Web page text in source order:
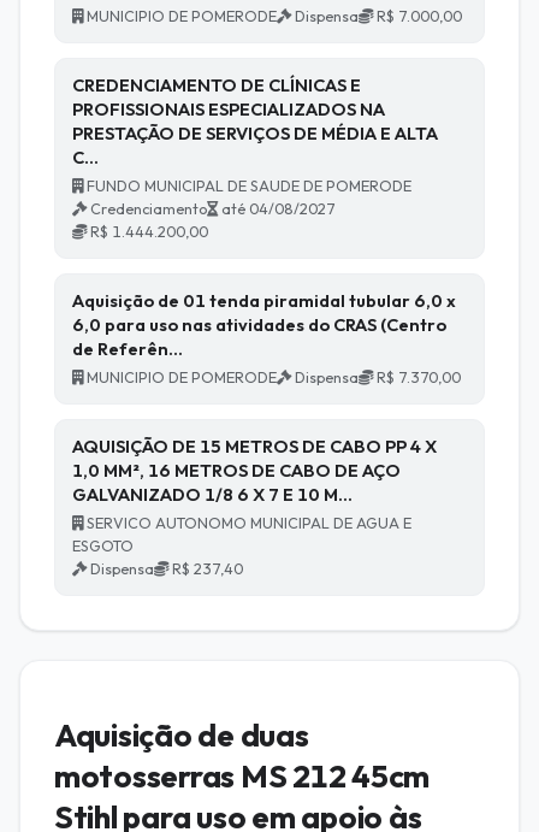
MUNICIPIO DE POMERODE Dispensa R$ 7.000,00
CREDENCIAMENTO DE CLÍNICAS E
PROFISSIONAIS ESPECIALIZADOS NA
PRESTAÇÃO DE SERVIÇOS DE MÉDIA E ALTA
C…
FUNDO MUNICIPAL DE SAUDE DE POMERODE
Credenciamento
até 04/08/2027
R$ 1.444.200,00
Aquisição de 01 tenda piramidal tubular 6,0 x
6,0 para uso nas atividades do CRAS (Centro
de Referên…
MUNICIPIO DE POMERODE Dispensa R$ 7.370,00
AQUISIÇÃO DE 15 METROS DE CABO PP 4 X
1,0 MM², 16 METROS DE CABO DE AÇO
GALVANIZADO 1/8 6 X 7 E 10 M…
SERVICO AUTONOMO MUNICIPAL DE AGUA E
ESGOTO
Dispensa
R$ 237,40
Aquisição de duas
motosserras MS 212 45cm
Stihl para uso em apoio às